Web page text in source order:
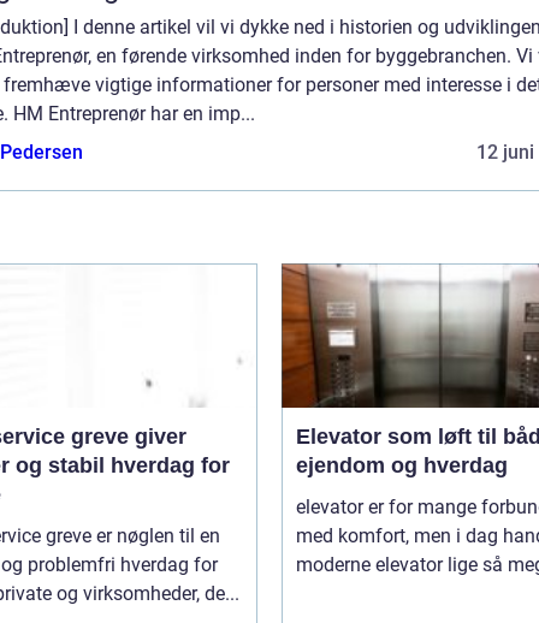
I denne artikel vil vi dykke ned i historien og
en førende virksomhed inden for byggebranchen. Vi
vigtige informationer for personer med interesse i
HM Entreprenør har en imp...
12 juni
greve giver
og stabil hverdag for
greve er nøglen til en
problemfri hverdag for
og virksomheder, de...
Elevator som løft til
ejendom og hverdag
elevator er for mange
med komfort, men i dag
moderne elevator lige så